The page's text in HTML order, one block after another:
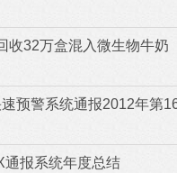
收32万盒混入微生物牛奶
预警系统通报2012年第
报系统年度总结